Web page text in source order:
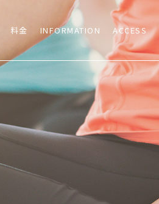
料金 INFORMATION ACCESS